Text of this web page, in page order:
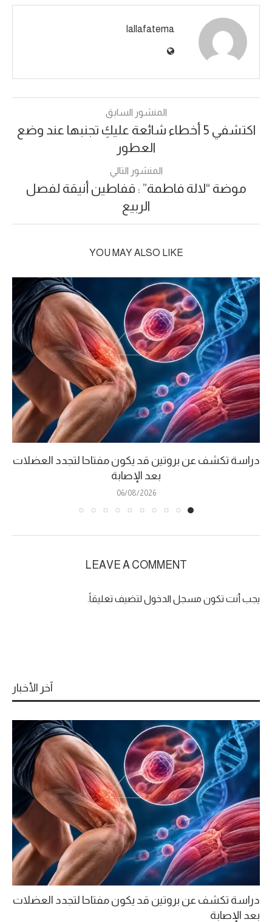
lallafatema
المنشور السابق
اكتشفي 5 أخطاء شائعة عليكِ تجنبها عند وضع
العطور
المنشور التالي
موضة “لالة فاطمة” : قفاطين أنيقة لفصل
الربيع
YOU MAY ALSO LIKE
دراسة تكشف عن بروتين قد يكون مفتاحا لتجدد العضلات
بعد الإصابة
06/08/2026
LEAVE A COMMENT
يجب أنت تكون مسجل الدخول لتضيف تعليقاً.
آخر الأخبار
دراسة تكشف عن بروتين قد يكون مفتاحا لتجدد العضلات
بعد الإصابة